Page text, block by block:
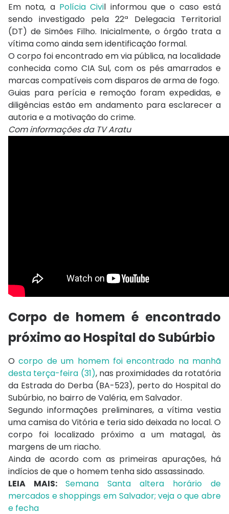
Em nota, a Polícia Civil informou que o caso está
sendo investigado pela 22ª Delegacia Territorial
(DT) de Simões Filho. Inicialmente, o órgão trata a
vítima como ainda sem identificação formal.
O corpo foi encontrado em via pública, na localidade
conhecida como CIA Sul, com os pés amarrados e
marcas compatíveis com disparos de arma de fogo.
Guias para perícia e remoção foram expedidas, e
diligências estão em andamento para esclarecer a
autoria e a motivação do crime.
Com informações da TV Aratu
Corpo de homem é encontrado
próximo ao Hospital do Subúrbio
Ocorpo de um homem foi encontrado na manhã
desta terça-feira (31), nas proximidades da rotatória
da Estrada do Derba (BA-523), perto do Hospital do
Subúrbio, no bairro de Valéria, em Salvador.
Segundo informações preliminares, a vítima vestia
uma camisa do Vitória e teria sido deixada no local. O
corpo foi localizado próximo a um matagal, às
margens de um riacho.
Ainda de acordo com as primeiras apurações, há
indícios de que o homem tenha sido assassinado.
LEIA MAIS: Semana Santa altera horário de
mercados e shoppings em Salvador; veja o que abre
e fecha